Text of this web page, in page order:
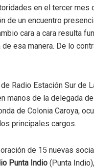
en el tercer mes
de un encuentro
cara a cara resulta
esa manera. De lo
Radio Estación Sur de
manos de la delegada
de Colonia Caroya,
principales cargos.
de 15 nuevas
Punta Indio (Punta